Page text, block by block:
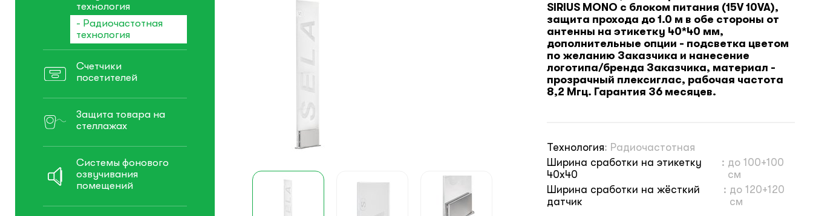
технология
- Радиочастотная
технология
Счетчики
посетителей
Защита товара на
стеллажах
Системы фонового
озвучивания
помещений
SIRIUS MONO с блоком питания (15V 10VA),
защита прохода до 1.0 м в обе стороны от
антенны на этикетку 40*40 мм,
дополнительные опции - подсветка цветом
по желанию Заказчика и нанесение
логотипа/бренда Заказчика, материал -
прозрачный плексиглас, рабочая частота
8,2 Мгц. Гарантия 36 месяцев.
Технология: Радиочастотная
Ширина сработки на этикетку
40х40
: до 100+100
см
Ширина сработки на жёсткий
датчик
: до 120+120
см